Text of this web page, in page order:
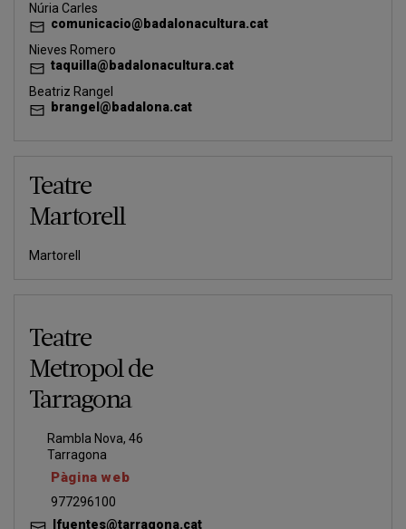
Núria Carles
comunicacio@badalonacultura.cat
Nieves Romero
taquilla@badalonacultura.cat
Beatriz Rangel
brangel@badalona.cat
Teatre
Martorell
Martorell
Teatre
Metropol de
Tarragona
Rambla Nova, 46
Tarragona
Pàgina web
977296100
lfuentes@tarragona.cat